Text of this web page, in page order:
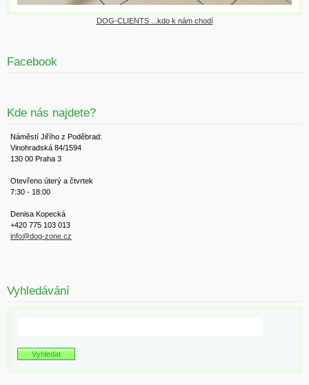
DOG-CLIENTS ...kdo k nám chodí
Facebook
Kde nás najdete?
Náměstí Jiřího z Poděbrad:
Vinohradská 84/1594
130 00 Praha 3
Otevřeno úterý a čtvrtek
7:30 - 18:00
Denisa Kopecká
+420 775 103 013
info@dog-zone.cz
Vyhledávání